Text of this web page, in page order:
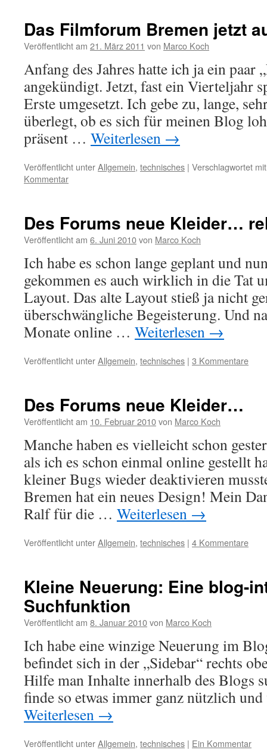
Das Filmforum Bremen jetzt
Veröffentlicht am 21. März 2011 von Marco Koch
Anfang des Jahres hatte ich ja ein paar
angekündigt. Jetzt, fast ein Vierteljahr
Erste umgesetzt. Ich gebe zu, lange,
überlegt, ob es sich für meinen Blog
präsent … Weiterlesen →
Veröffentlicht unterAllgemein, technisches | Verschlagwortet mit
Kommentar
Des Forums neue Kleider…
Veröffentlicht am 6. Juni 2010von Marco Koch
Ich habe es schon lange geplant und
gekommen es auch wirklich in die Tat
Layout. Das alte Layout stieß ja nicht
überschwängliche Begeisterung. Und
Monate online … Weiterlesen →
Veröffentlicht unterAllgemein, technisches | 3 Kommentare
Des Forums neue Kleider…
Veröffentlicht am 10. Februar 2010von Marco Koch
Manche haben es vielleicht schon
als ich es schon einmal online gestellt
kleiner Bugs wieder deaktivieren
Bremen hat ein neues Design! Mein
Ralf für die … Weiterlesen →
Veröffentlicht unterAllgemein, technisches | 4 Kommentare
Kleine Neuerung: Eine blog-
Suchfunktion
Veröffentlicht am 8. Januar 2010von Marco Koch
Ich habe eine winzige Neuerung im
befindet sich in der „Sidebar“ rechts
Hilfe man Inhalte innerhalb des Blogs
finde so etwas immer ganz nützlich
Weiterlesen →
Veröffentlicht unterAllgemein, technisches | Ein Kommentar